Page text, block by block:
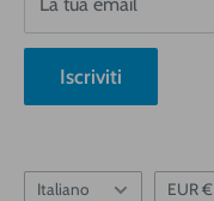
Informativa Newsletter
Iscriviti
Lingua
Italiano Valuta
EUR €